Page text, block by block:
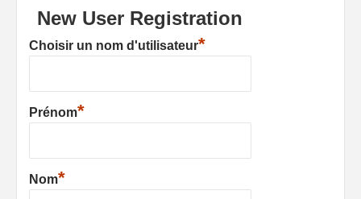
New User Registration
Choisir un nom d'utilisateur*
Prénom*
Nom*